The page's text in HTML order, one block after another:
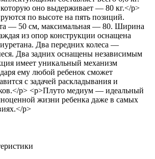
оно выдерживает — 80 кг.</p>
по высоте на пять позиций.
— 50 см, максимальная — 80. Ширина
из опор конструкции оснащена
Два передних колеса —
Два задних оснащены независимым
имеет уникальный механизм
ему любой ребенок сможет
с задачей раскладывания и
p> <p>Плуто медиум — идеальный
жизни ребенка даже в самых
p>